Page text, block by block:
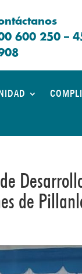
600 250 –
de